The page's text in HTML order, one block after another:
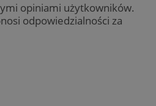
opiniami użytkowników.
odpowiedzialności za